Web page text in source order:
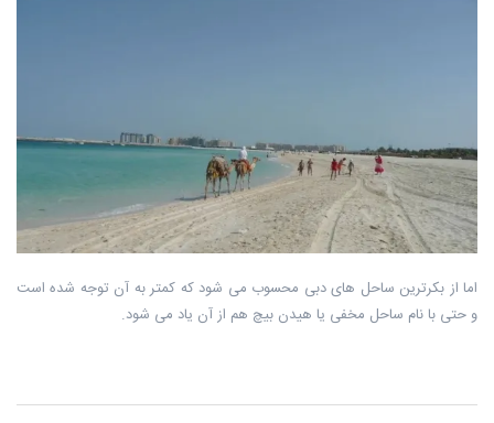
اما از بکرترین ساحل های دبی محسوب می شود که کمتر به آن توجه شده است
و حتی با نام ساحل مخفی یا هیدن بیچ هم از آن یاد می شود.